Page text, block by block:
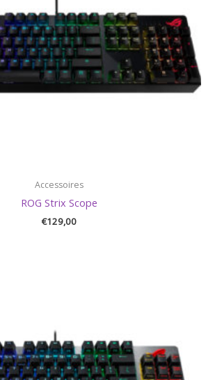
Accessoires
ROG Strix Scope
€129,00